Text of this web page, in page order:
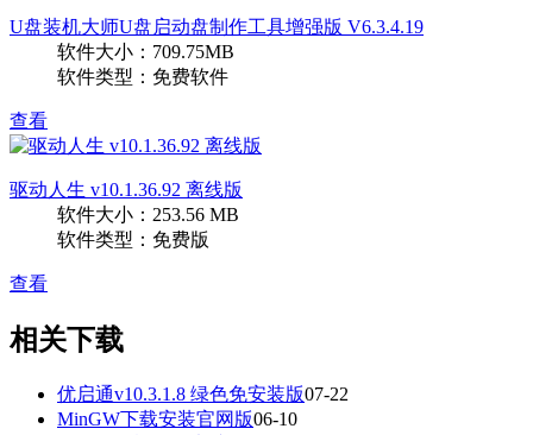
U盘装机大师U盘启动盘制作工具增强版 V6.3.4.19
软件大小：709.75MB
软件类型：免费软件
查看
驱动人生 v10.1.36.92 离线版
软件大小：253.56 MB
软件类型：免费版
查看
相关下载
优启通v10.3.1.8 绿色免安装版07-22
MinGW下载安装官网版06-10